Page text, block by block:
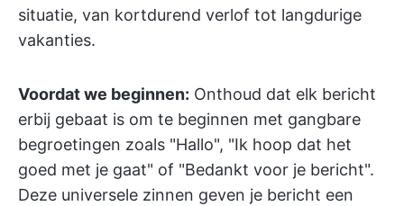
situatie, van kortdurend verlof tot langdurige
vakanties.
Voordat we beginnen: Onthoud dat elk bericht
erbij gebaat is om te beginnen met gangbare
begroetingen zoals "Hallo", "Ik hoop dat het
goed met je gaat" of "Bedankt voor je bericht".
Deze universele zinnen geven je bericht een